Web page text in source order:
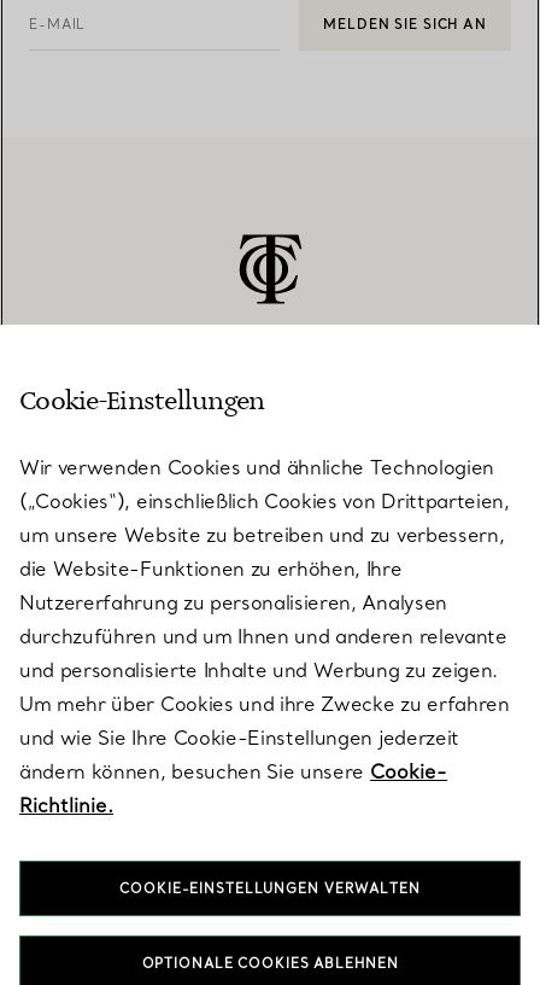
E-MAIL MELDEN SIE SICH AN
KUNDENSERVICE
SERVICES
ÜBER TIFFANY & CO.
RECHTLICHE HINWEISE
FOLGEN SIE UNS
Cookie-Einstellungen
Wir verwenden Cookies und ähnliche Technologien
(„Cookies“), einschließlich Cookies von Drittparteien,
um unsere Website zu betreiben und zu verbessern,
die Website-Funktionen zu erhöhen, Ihre
Nutzererfahrung zu personalisieren, Analysen
durchzuführen und um Ihnen und anderen relevante
und personalisierte Inhalte und Werbung zu zeigen.
Um mehr über Cookies und ihre Zwecke zu erfahren
und wie Sie Ihre Cookie-Einstellungen jederzeit
ändern können, besuchen Sie unsere Cookie-
Richtlinie.
COOKIE-EINSTELLUNGEN VERWALTEN
OPTIONALE COOKIES ABLEHNEN